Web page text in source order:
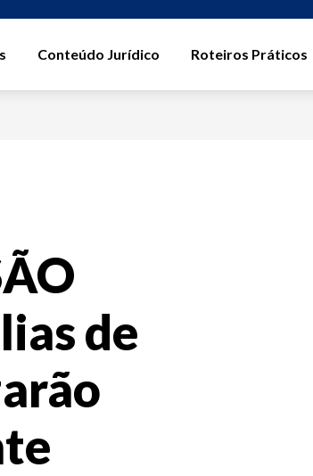
Conteúdo Jurídico Roteiros Práticos
de